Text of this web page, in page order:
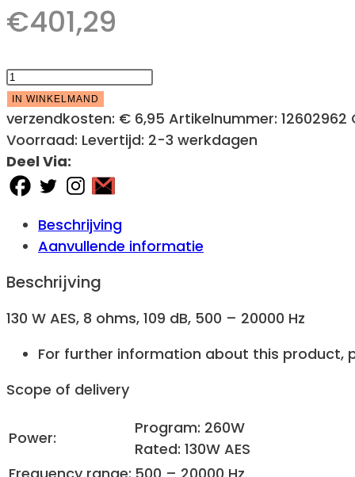
€401,29
LAVOCE
DN14.40T
1.4"
Compression
Driver,
Neodymium
Magnet,
aantal
IN WINKELMAND
verzendkosten: € 6,95 Artikelnummer: 12602962
Voorraad: Levertijd: 2-3 werkdagen
Deel Via:
Beschrijving
Aanvullende informatie
Beschrijving
130 W AES, 8 ohms, 109 dB, 500 – 20000 Hz
For further information about this product,
Scope of delivery
Power:
Program: 260W
Rated: 130W AES